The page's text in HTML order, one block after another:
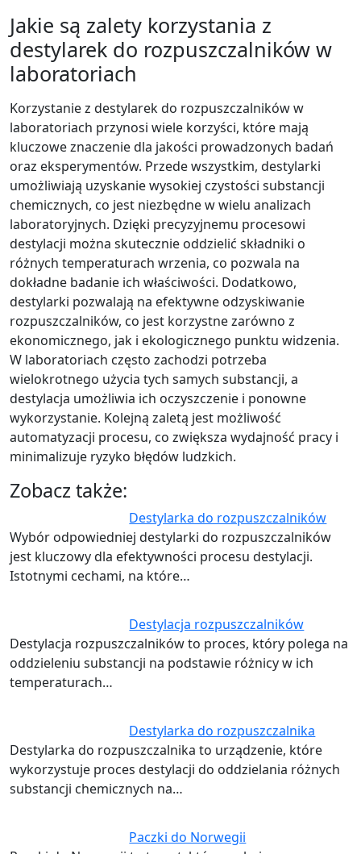
Jakie są zalety korzystania z
destylarek do rozpuszczalników w
laboratoriach
Korzystanie z destylarek do rozpuszczalników w
laboratoriach przynosi wiele korzyści, które mają
kluczowe znaczenie dla jakości prowadzonych badań
oraz eksperymentów. Przede wszystkim, destylarki
umożliwiają uzyskanie wysokiej czystości substancji
chemicznych, co jest niezbędne w wielu analizach
laboratoryjnych. Dzięki precyzyjnemu procesowi
destylacji można skutecznie oddzielić składniki o
różnych temperaturach wrzenia, co pozwala na
dokładne badanie ich właściwości. Dodatkowo,
destylarki pozwalają na efektywne odzyskiwanie
rozpuszczalników, co jest korzystne zarówno z
ekonomicznego, jak i ekologicznego punktu widzenia.
W laboratoriach często zachodzi potrzeba
wielokrotnego użycia tych samych substancji, a
destylacja umożliwia ich oczyszczenie i ponowne
wykorzystanie. Kolejną zaletą jest możliwość
automatyzacji procesu, co zwiększa wydajność pracy i
minimalizuje ryzyko błędów ludzkich.
Zobacz także:
Destylarka do rozpuszczalników
Wybór odpowiedniej destylarki do rozpuszczalników
jest kluczowy dla efektywności procesu destylacji.
Istotnymi cechami, na które…
Destylacja rozpuszczalników
Destylacja rozpuszczalników to proces, który polega na
oddzieleniu substancji na podstawie różnicy w ich
temperaturach…
Destylarka do rozpuszczalnika
Destylarka do rozpuszczalnika to urządzenie, które
wykorzystuje proces destylacji do oddzielania różnych
substancji chemicznych na…
Paczki do Norwegii